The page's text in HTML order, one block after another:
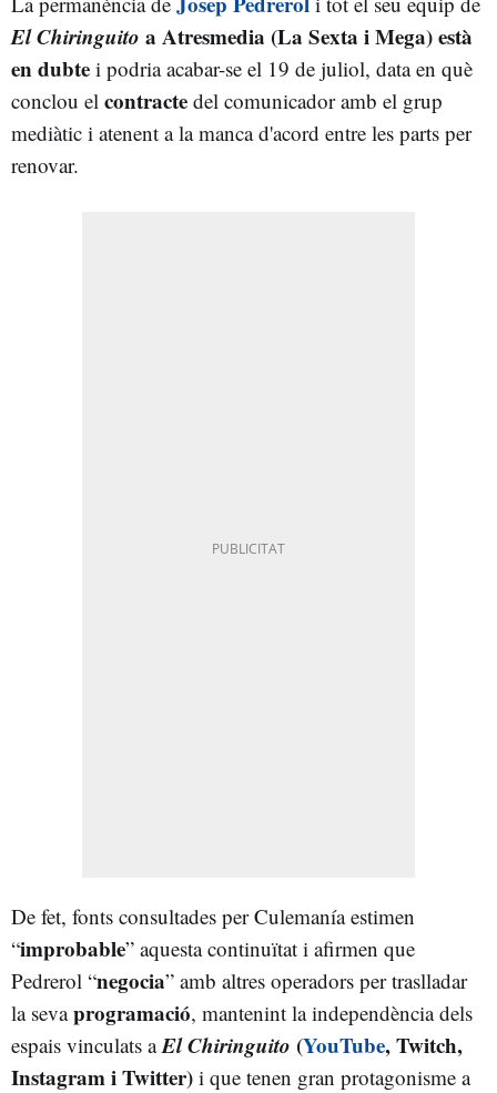
El Chiringuito a Atresmedia (La Sexta i Mega) està
en dubte i podria acabar-se el 19 de juliol, data en què
conclou el contracte del comunicador amb el grup
mediàtic i atenent a la manca d'acord entre les parts per
renovar.
De fet, fonts consultades per Culemanía estimen
“improbable” aquesta continuïtat i afirmen que
Pedrerol “negocia” amb altres operadors per traslladar
la sevaprogramació, mantenint la independència dels
espais vinculats aEl Chiringuito (YouTube, Twitch,
Instagram i Twitter) i que tenen gran protagonisme a